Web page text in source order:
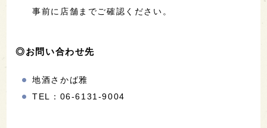
事前に店舗までご確認ください。
◎お問い合わせ先
地酒さかば雅
TEL：06-6131-9004